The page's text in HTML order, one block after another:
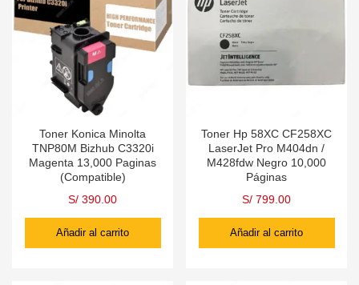
Toner Konica Minolta
TNP80M Bizhub C3320i
Magenta 13,000 Paginas
(Compatible)
S/ 390.00
Añadir al carrito
Toner Hp 58XC CF258XC
LaserJet Pro M404dn /
M428fdw Negro 10,000
Páginas
S/ 799.00
Añadir al carrito